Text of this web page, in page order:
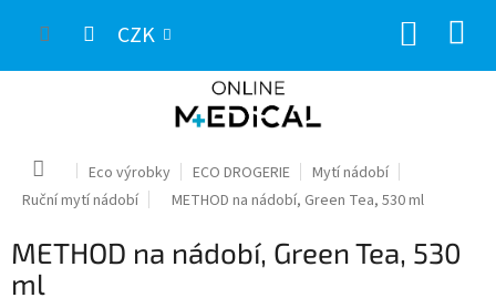
CZK
Domů Eco výrobky ECO DROGERIE
Mytí nádobí
Ruční mytí nádobí
METHOD na nádobí, Green Tea, 530 ml
METHOD na nádobí, Green Tea, 530
ml